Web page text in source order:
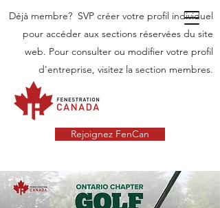
Déjà membre? SVP créer votre profil individuel
pour accéder aux sections réservées du site
web. Pour consulter ou modifier votre profil
d'entreprise, visitez la section membres.
Rejoignez FenCan